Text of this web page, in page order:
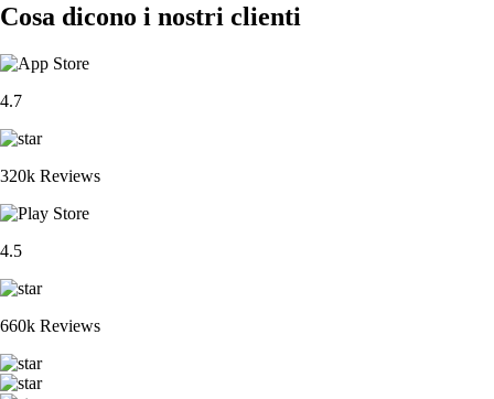
Cosa dicono i nostri clienti
4.7
320k Reviews
4.5
660k Reviews